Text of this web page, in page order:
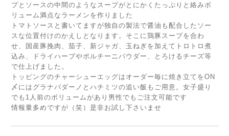
プとソースの中間のようなスープがとにかくたっぷりと絡みボ
リューム満点なラーメンを作りました
トマトソースと書いてますが独自の製法で醤油も配合したソー
スな位置付けのかえしとなります。そこに鶏豚スープを合わ
せ、国産豚挽肉、茄子、新ジャガ、玉ねぎを加えてトロトロ煮
込み、ドライハーブやポルチーニパウダー、とろけるチーズ等
で仕上げました。
トッピングのチャーシューエッグはオーダー毎に焼き立てをON
〆にはグラナパダーノとハチミツの追い飯もご用意。女子盛り
でも1人前のボリュームがあり男性でもご注文可能です
情報量多めですが（笑）是非お試し下さいませ